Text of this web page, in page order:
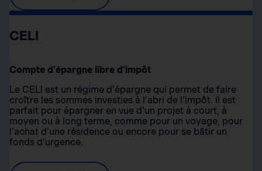
CELI
Compte d’épargne libre d’impôt
Le CELI est un régime d’épargne qui permet de faire
croître les sommes investies à l’abri de l’impôt. Il est
parfait pour épargner en vue d’un projet à court, à
moyen ou à long terme, comme pour un voyage, pour
l’achat d’une résidence ou encore pour se bâtir un
fonds d’urgence.